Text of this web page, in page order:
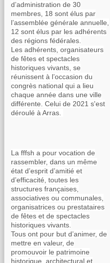
d’administration de 30
membres, 18 sont élus par
l’assemblée générale annuelle,
12 sont élus par les adhérents
des régions fédérales.
Les adhérents, organisateurs
de fêtes et spectacles
historiques vivants, se
réunissent à l’occasion du
congrès national qui a lieu
chaque année dans une ville
différente. Celui de 2021 s'est
déroulé à Arras.
La fffsh a pour vocation de
rassembler, dans un même
état d’esprit d’amitié et
d’efficacité, toutes les
structures françaises,
associatives ou communales,
organisatrices ou prestataires
de fêtes et de spectacles
historiques vivants.
Tous ont pour but d’animer, de
mettre en valeur, de
promouvoir le patrimoine
historique, architectural et